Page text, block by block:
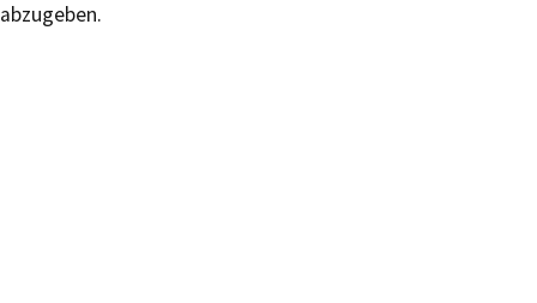
abzugeben.